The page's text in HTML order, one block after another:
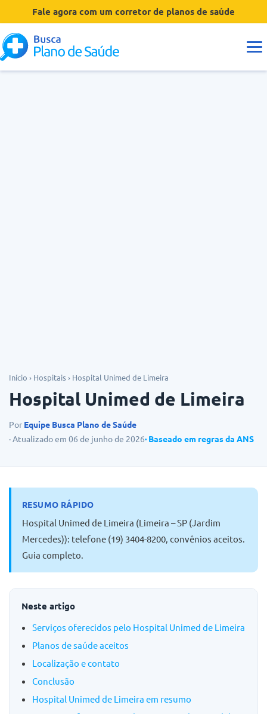
Fale agora com um corretor de planos de saúde
Início › Hospitais› Hospital Unimed de Limeira
Hospital Unimed de Limeira
Por Equipe Busca Plano de Saúde
· Atualizado em 06 de junho de 2026· Baseado em regras da ANS
RESUMO RÁPIDO
Hospital Unimed de Limeira (Limeira – SP (Jardim
Mercedes)): telefone (19) 3404-8200, convênios aceitos.
Guia completo.
Neste artigo
Serviços oferecidos pelo Hospital Unimed de Limeira
Planos de saúde aceitos
Localização e contato
Conclusão
Hospital Unimed de Limeira em resumo